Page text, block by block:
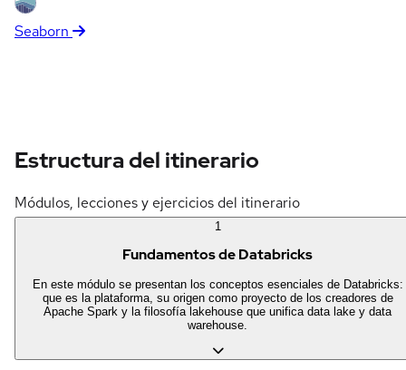
Seaborn
Estructura del itinerario
Módulos, lecciones y ejercicios del itinerario
1
Fundamentos de Databricks
En este módulo se presentan los conceptos esenciales de Databricks:
que es la plataforma, su origen como proyecto de los creadores de
Apache Spark y la filosofía lakehouse que unifica data lake y data
warehouse.